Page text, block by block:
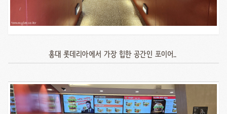
홍대 롯데리아에서 가장 힙한 공간인 포이어..